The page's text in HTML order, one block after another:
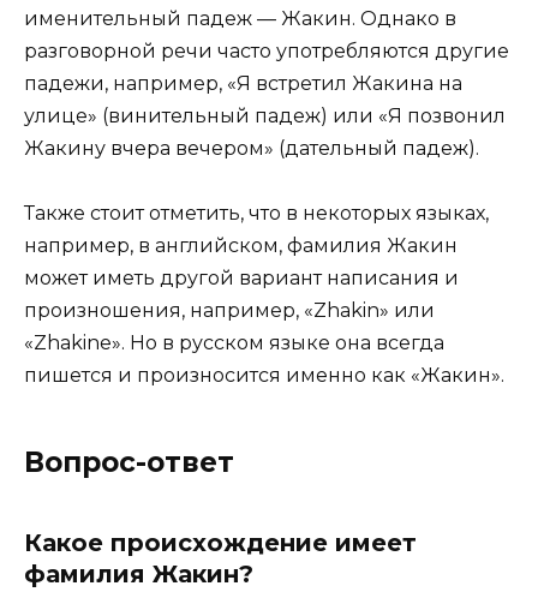
именительный падеж — Жакин. Однако в
разговорной речи часто употребляются другие
падежи, например, «Я встретил Жакина на
улице» (винительный падеж) или «Я позвонил
Жакину вчера вечером» (дательный падеж).
Также стоит отметить, что в некоторых языках,
например, в английском, фамилия Жакин
может иметь другой вариант написания и
произношения, например, «Zhakin» или
«Zhakine». Но в русском языке она всегда
пишется и произносится именно как «Жакин».
Вопрос-ответ
Какое происхождение имеет
фамилия Жакин?